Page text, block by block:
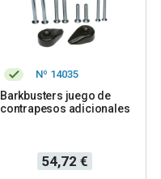
Nº 14035
Barkbusters juego de
contrapesos adicionales
Precio
54,72 €